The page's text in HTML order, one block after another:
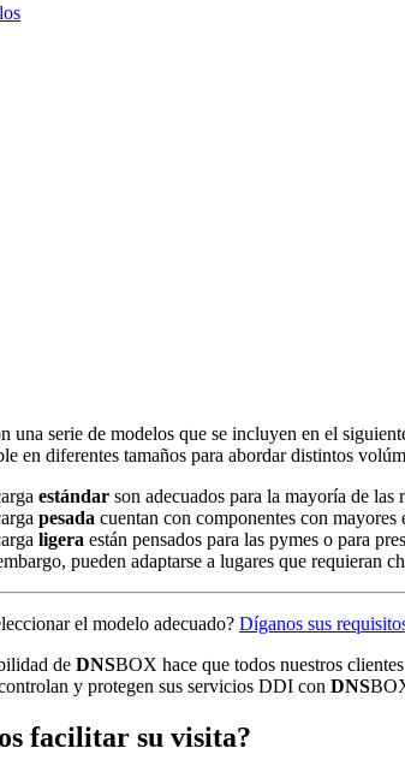
una serie de modelos que se incluyen en el
en diferentes tamaños para abordar distintos
estándar son adecuados para la mayoría de las
pesada cuentan con componentes con mayores
ligera están pensados para las pymes o para
pueden adaptarse a lugares que requieran
el modelo adecuado? Díganos sus
de DNSBOX hace que todos nuestros
y protegen sus servicios DDI con DNS
facilitar su visita?